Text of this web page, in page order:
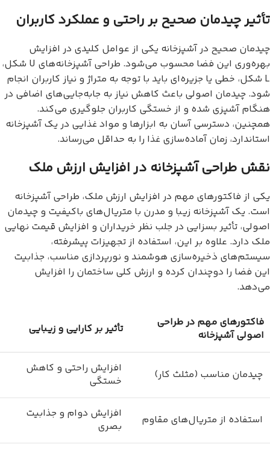
تأثیر چیدمان صحیح بر راحتی و عملکرد کاربران
چیدمان صحیح در آشپزخانه یکی از عوامل کلیدی در افزایش
بهره‌وری این فضا محسوب می‌شود. طراحی آشپزخانه‌های U شکل،
L شکل، خطی یا جزیره‌ای باید با توجه به متراژ و نیاز کاربران انجام
شود. چیدمان اصولی باعث کاهش نیاز به جابه‌جایی‌های اضافی در
هنگام آشپزی شده و از خستگی کاربران جلوگیری می‌کند.
همچنین، دسترسی آسان به ابزارها و مواد غذایی در یک آشپزخانه
استاندارد، زمان آماده‌سازی غذا را به حداقل می‌رساند.
نقش طراحی آشپزخانه در افزایش ارزش ملک
یکی از فاکتورهای مهم در افزایش ارزش ملک، طراحی آشپزخانه
است. یک آشپزخانه زیبا و مدرن با متریال‌های باکیفیت و چیدمان
اصولی، تأثیر بسزایی در جلب نظر خریداران و افزایش قیمت نهایی
ملک دارد. علاوه بر این، استفاده از تجهیزات پیشرفته،
سیستم‌های ذخیره‌سازی هوشمند و نورپردازی مناسب، جذابیت
این فضا را دوچندان کرده و ارزش کلی ساختمان را افزایش
می‌دهد.
فاکتورهای مهم در طراحی
اصولی آشپزخانه
تأثیر بر کارایی و زیبایی
چیدمان مناسب (مثلث کار)
افزایش راحتی و کاهش
خستگی
استفاده از متریال‌های مقاوم
افزایش دوام و جذابیت
بصری